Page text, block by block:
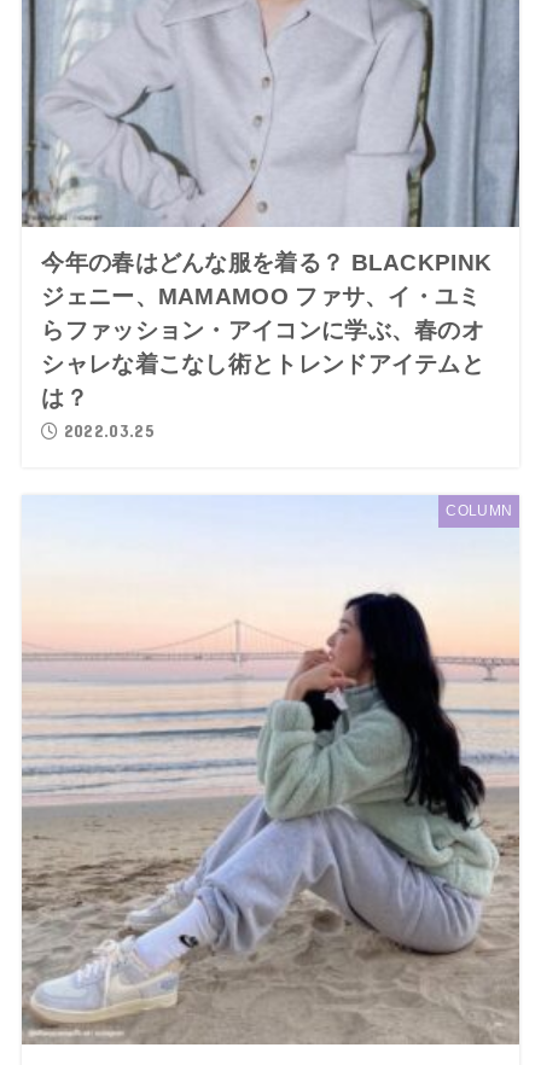
今年の春はどんな服を着る？ BLACKPINK
ジェニー、MAMAMOO ファサ、イ・ユミ
らファッション・アイコンに学ぶ、春のオ
シャレな着こなし術とトレンドアイテムと
は？
2022.03.25
COLUMN